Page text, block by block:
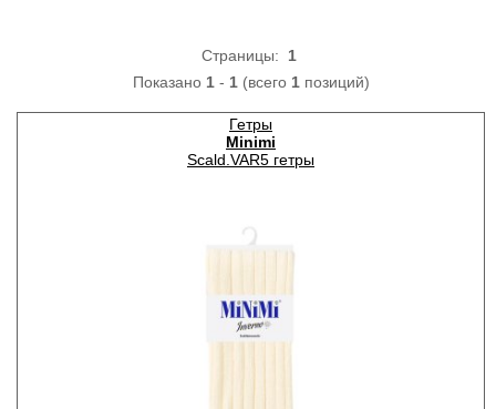
Страницы: 1
Показано 1- 1(всего 1позиций)
Гетры
Minimi
Scald.VAR5 гетры